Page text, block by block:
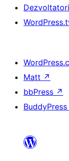
Dezvoltatori
Matt ↗
bbPress ↗
BuddyPress